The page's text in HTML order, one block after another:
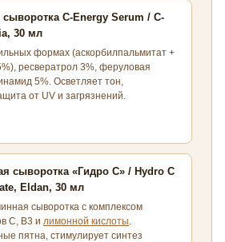
сыворотка C-Energy Serum / С-
30 мл
формах (аскорбилпальмитат +
ресвератрол 3%, феруловая
5%. Осветляет тон,
от UV и загрязнений.
сыворотка «Гидро С» / Hydro C
Eldan, 30 мл
сыворотка с комплексом
С, В3 и лимонной кислоты.
пятна, стимулирует синтез